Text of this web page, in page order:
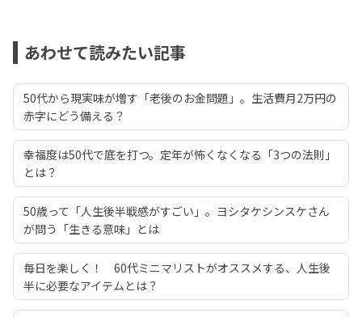
あわせて読みたい記事
50代から現実味が増す「老後のお金問題」。生活費月2万円の
赤字にどう備える？
幸福度は50代で底を打つ。定年が怖くなくなる「3つの法則」
とは？
50歳って「人生後半戦感がすごい」。ヨシタケシンスケさん
が問う「生きる意味」とは
毎日を楽しく！ 60代ミニマリストがオススメする、人生後
半に必要なアイテムとは？